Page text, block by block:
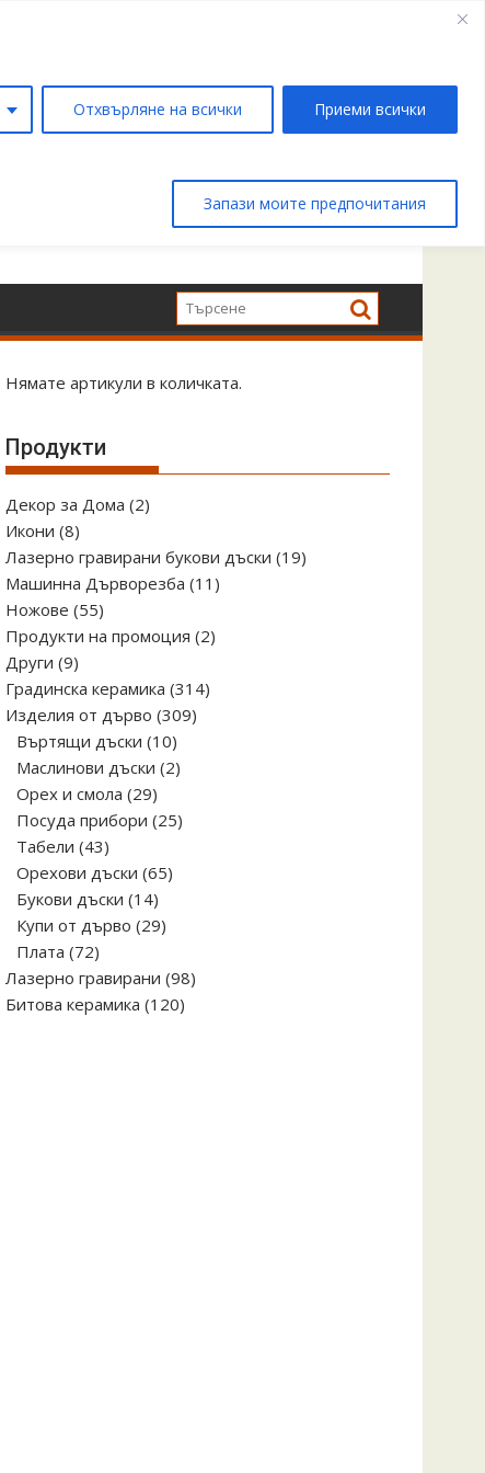
Отхвърляне на всички Приеми всички
Запази моите предпочитания
Нямате артикули в количката.
Продукти
Декор за Дома 22
Икони 88
продукта
Лазерно гравирани букови дъски 1919
Машинна Дърворезба 11 11
Ножове 5555
продукта
Продукти на промоция 22
Други 99
продукта
Градинска керамика 314314
Изделия от дърво 309309
Въртящи дъски 1010
продукта
Маслинови дъски 22
Орех и смола 2929
продукта
Посуда прибори 2525
Табели 4343
продукта
Орехови дъски 6565
Букови дъски 1414
продукта
Купи от дърво 2929
Плата 7272
продукта
Лазерно гравирани 9898
Битова керамика 120120